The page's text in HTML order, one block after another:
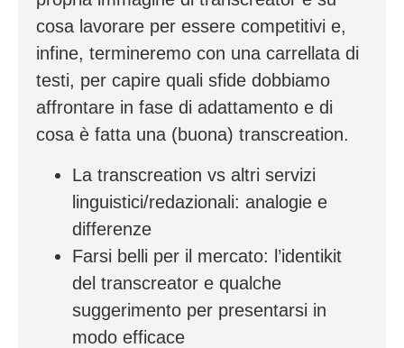
cosa lavorare per essere competitivi e,
infine, termineremo con una carrellata di
testi, per capire quali sfide dobbiamo
affrontare in fase di adattamento e di
cosa è fatta una (buona) transcreation.
La transcreation vs altri servizi
linguistici/redazionali: analogie e
differenze
Farsi belli per il mercato: l’identikit
del transcreator e qualche
suggerimento per presentarsi in
modo efficace